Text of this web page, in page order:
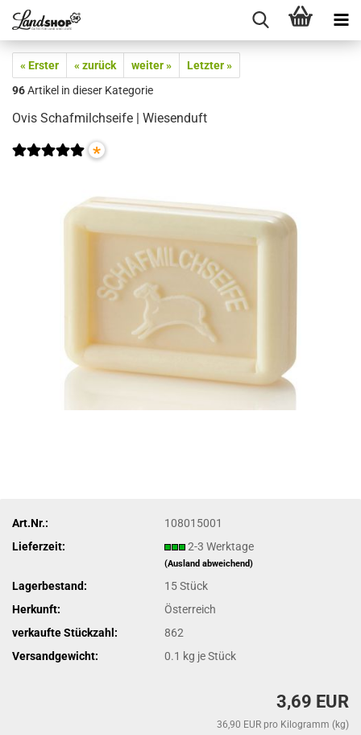
« Erster « zurück weiter »
Letzter »
96Artikel in dieser Kategorie
Ovis Schafmilchseife | Wiesenduft
*
Art.Nr.:
108015001
Lieferzeit:
2-3 Werktage
(Ausland abweichend)
Lagerbestand: 15Stück
Herkunft:
Österreich
verkaufte Stückzahl:
862
Versandgewicht:
0.1 kg je Stück
3,69 EUR
36,90 EUR pro Kilogramm (kg)